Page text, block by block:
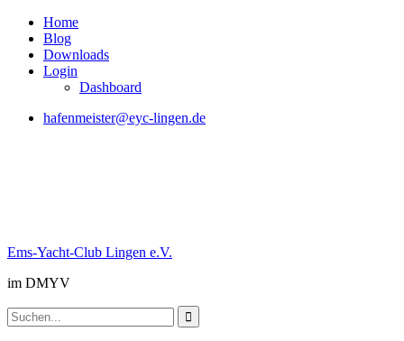
Skip
content
Home
Blog
Downloads
Login
Dashboard
hafenmeister@eyc-lingen.de
Ems-Yacht-Club Lingen e.V.
im DMYV
Search
for: